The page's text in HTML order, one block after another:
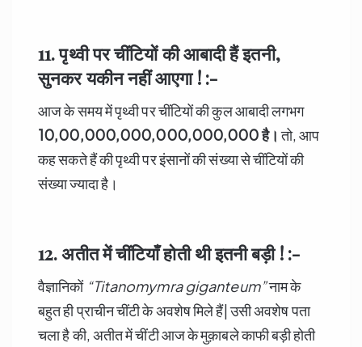
11. पृथ्वी पर चींटियोंकी आबादी हैं इतनी,
सुनकर यकीन नहीं आएगा ! :-
आज के समय में पृथ्वी पर चींटियों की कुल आबादी लगभग
10,00,000,000,000,000,000है। तो, आप
कह सकते हैं की पृथ्वी पर इंसानों की संख्या से चींटियों की
संख्या ज्यादा है।
12. अतीत में चींटियाँ होती थी इतनी बड़ी ! :-
वैज्ञानिकों “Titanomymra giganteum”नाम के
बहुत ही प्राचीन चींटी के अवशेष मिले हैं| उसी अवशेष पता
चला है की, अतीत में चींटी आज के मुक़ाबले काफी बड़ी होती